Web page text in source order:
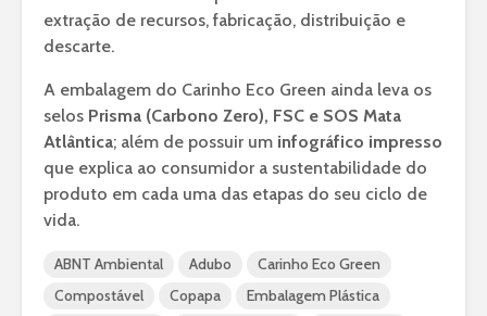
extração de recursos, fabricação, distribuição e
descarte.
A embalagem do Carinho Eco Green ainda leva os
selos Prisma (Carbono Zero), FSC e SOS Mata
Atlântica; além de possuir um infográfico impresso
que explica ao consumidor a sustentabilidade do
produto em cada uma das etapas do seu ciclo de
vida.
ABNT Ambiental Adubo
Carinho Eco Green
Compostável
Copapa
Embalagem Plástica